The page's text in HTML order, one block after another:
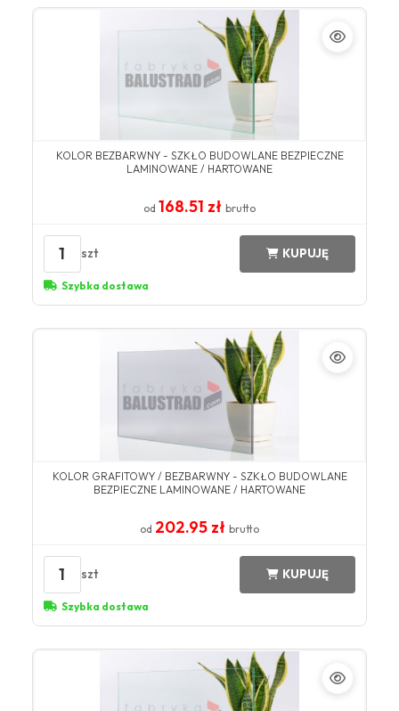
KOLOR BEZBARWNY​ - SZKŁO BUDOWLANE BEZPIECZNE
LAMINOWANE / HARTOWANE​​
od 168.51 zł brutto
1 szt KUPUJĘ
Szybka dostawa
KOLOR GRAFITOWY / BEZBARWNY - SZKŁO BUDOWLANE
BEZPIECZNE LAMINOWANE / HARTOWANE
od 202.95 zł brutto
1 szt KUPUJĘ
Szybka dostawa